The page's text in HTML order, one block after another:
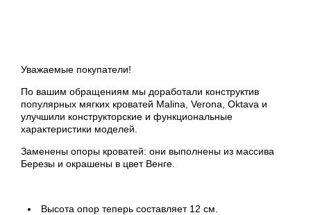
Уважаемые покупатели!
По вашим обращениям мы доработали конструктив
популярных мягких кроватей Malina, Verona, Oktava и
улучшили конструкторские и функциональные
характеристики моделей.
Заменены опоры кроватей: они выполнены из массива
Березы и окрашены в цвет Венге.
Высота опор теперь составляет 12 см.